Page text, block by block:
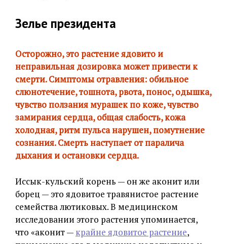
Зелье президента
Осторожно, это растение ядовито и
неправильная дозировка может привести к
смерти. Симптомы отравления: обильное
слюнотечение, тошнота, рвота, понос, одышка,
чувство ползания мурашек по коже, чувство
замирания сердца, общая слабость, кожа
холодная, ритм пульса нарушен, помутнение
сознания. Смерть наступает от паралича
дыхания и остановки сердца.
Иссык-кульский корень — он же аконит или
борец — это ядовитое травянистое растение
семейства лютиковых. В медицинском
исследовании этого растения упоминается,
что «аконит — крайне ядовитое растение,